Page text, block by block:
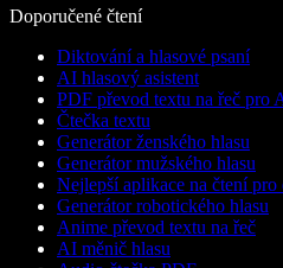
Doporučené čtení
Diktování a hlasové psaní
AI hlasový asistent
PDF převod textu na řeč pro
Čtečka textu
Generátor ženského hlasu
Generátor mužského hlasu
Nejlepší aplikace na čtení
Generátor robotického hlasu
Anime převod textu na řeč
AI měnič hlasu